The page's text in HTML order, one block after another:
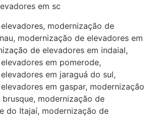
em sc
modernização de
modernização de elevadores em
de elevadores em indaial,
em pomerode,
em jaraguá do sul,
em gaspar, modernização
modernização de
do Itajaí, modernização de